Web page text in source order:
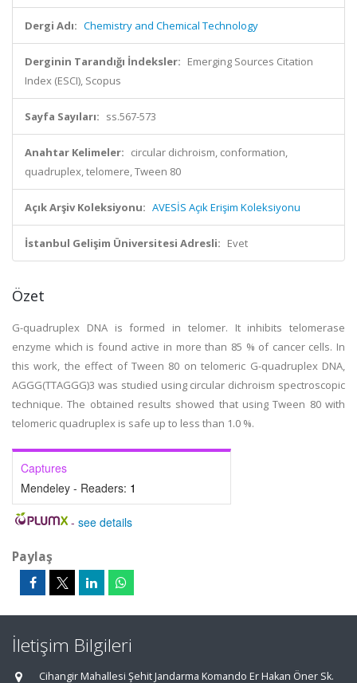
Dergi Adı: Chemistry and Chemical Technology
Derginin Tarandığı İndeksler: Emerging Sources Citation
Index (ESCI), Scopus
Sayfa Sayıları: ss.567-573
Anahtar Kelimeler: circular dichroism, conformation,
quadruplex, telomere, Tween 80
Açık Arşiv Koleksiyonu: AVESİS Açık Erişim Koleksiyonu
İstanbul Gelişim Üniversitesi Adresli: Evet
Özet
G-quadruplex DNA is formed in telomer. It inhibits telomerase
enzyme which is found active in more than 85 % of cancer cells. In
this work, the effect of Tween 80 on telomeric G-quadruplex DNA,
AGGG(TTAGGG)3 was studied using circular dichroism spectroscopic
technique. The obtained results showed that using Tween 80 with
telomeric quadruplex is safe up to less than 1.0 %.
Captures
Mendeley - Readers: 1
- see details
Paylaş
İletişim Bilgileri
Cihangir Mahallesi Şehit Jandarma Komando Er Hakan Öner Sk.